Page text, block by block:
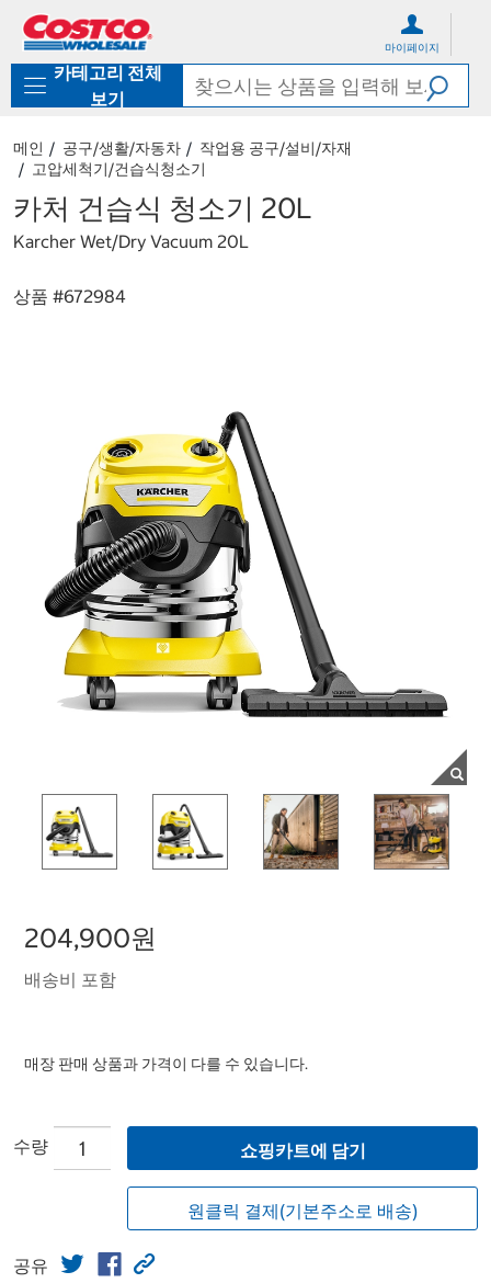
로
기
가
마이페이지
카테고리 전체
보기
메인 공구/생활/자동차
작업용 공구/설비/자재
고압세척기/건습식청소기
카처 건습식 청소기 20L
Karcher Wet/Dry Vacuum 20L
상품 #672984
204,900원
배송비 포함
매장 판매 상품과 가격이 다를 수 있습니다.
수량 쇼핑카트에 담기
원클릭 결제(기본주소로 배송)
공유